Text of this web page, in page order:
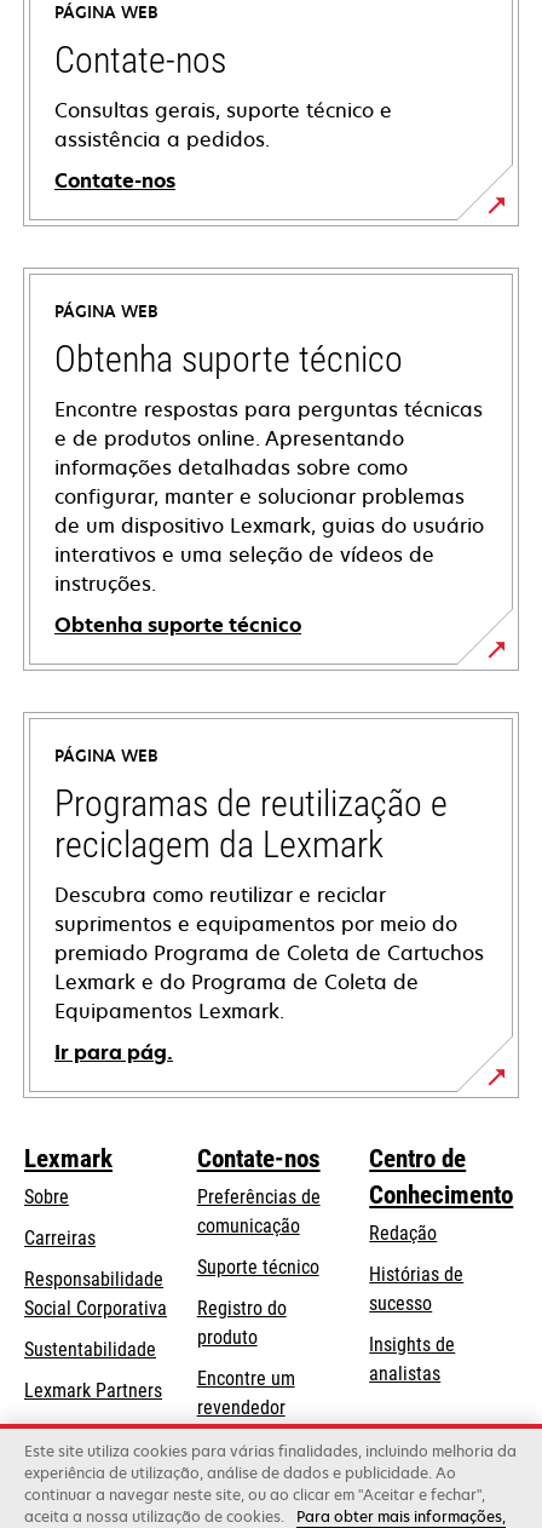
PÁGINA WEB
Contate-nos
Consultas gerais, suporte técnico e
assistência a pedidos.
Contate-nos
PÁGINA WEB
Obtenha suporte técnico
Encontre respostas para perguntas técnicas
e de produtos online. Apresentando
informações detalhadas sobre como
configurar, manter e solucionar problemas
de um dispositivo Lexmark, guias do usuário
interativos e uma seleção de vídeos de
instruções.
Obtenha suporte técnico
opens
in
new
tab
PÁGINA WEB
Programas de reutilização e
reciclagem da Lexmark
Descubra como reutilizar e reciclar
suprimentos e equipamentos por meio do
premiado Programa de Coleta de Cartuchos
Lexmark e do Programa de Coleta de
Equipamentos Lexmark.
Ir para pág.
Lexmark
Sobre
Carreiras
Responsabilidade
Social Corporativa opens
new
tab
Sustentabilidade
Lexmark Partners
Contate-nos
Preferências de
comunicação
Suporte técnicoopens
Registro do
produto
Encontre um
revendedor
Lista de
atacadistas
Centro de
Conhecimento
Redação
Histórias de
sucesso
Insights de
analistas
Este site utiliza cookies para várias finalidades, incluindo melhoria da
experiência de utilização, análise de dados e publicidade. Ao
continuar a navegar neste site, ou ao clicar em "Aceitar e fechar",
aceita a nossa utilização de cookies.
Para obter mais informações,